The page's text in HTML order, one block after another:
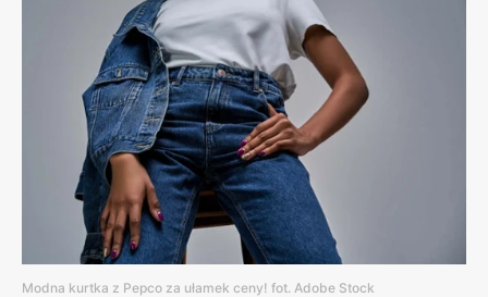
Modna kurtka z Pepco za ułamek ceny! fot. Adobe Stock